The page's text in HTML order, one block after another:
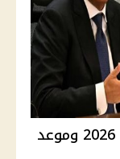
موقف ترحيل إجازة المولد النبوي 2026 وموعد